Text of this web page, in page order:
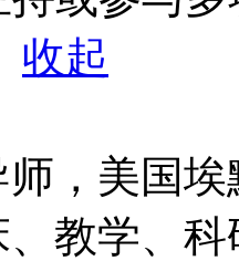
收起
，美国
教学、